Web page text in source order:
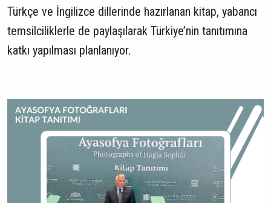
Türkçe ve İngilizce dillerinde hazırlanan kitap, yabancı
temsilciliklerle de paylaşılarak Türkiye’nin tanıtımına
katkı yapılması planlanıyor.